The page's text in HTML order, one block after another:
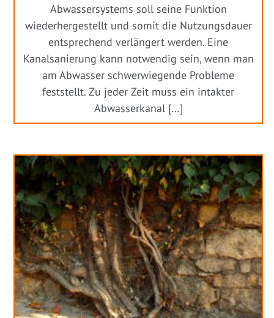
Abwassersystems soll seine Funktion
wiederhergestellt und somit die Nutzungsdauer
entsprechend verlängert werden. Eine
Kanalsanierung kann notwendig sein, wenn man
am Abwasser schwerwiegende Probleme
feststellt. Zu jeder Zeit muss ein intakter
Abwasserkanal […]